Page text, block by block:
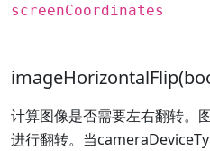
screenCoordinates
计算图像是否需要左右翻转。
进行翻转。当